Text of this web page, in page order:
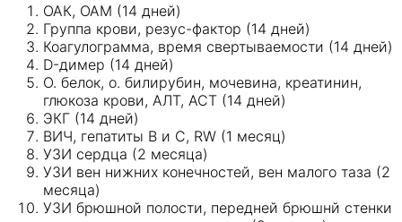
ОАК, ОАМ (14 дней)
Группа крови, резус-фактор (14 дней)
Коагулограмма, время свертываемости (14 дней)
D-димер (14 дней)
О. белок, о. билирубин, мочевина, креатинин,
глюкоза крови, АЛТ, АСТ (14 дней)
ЭКГ (14 дней)
ВИЧ, гепатиты В и С, RW (1 месяц)
УЗИ сердца (2 месяца)
УЗИ вен нижних конечностей, вен малого таза (2
месяца)
УЗИ брюшной полости, передней брюшнй стенки